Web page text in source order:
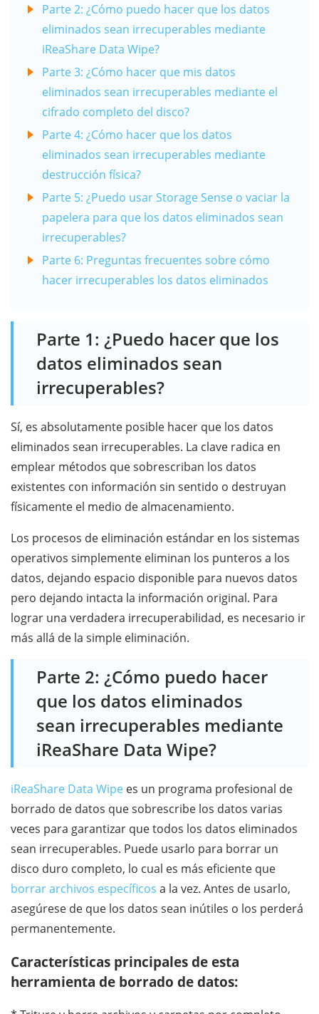
Parte 2: ¿Cómo puedo hacer que los datos
eliminados sean irrecuperables mediante
iReaShare Data Wipe?
Parte 3: ¿Cómo hacer que mis datos
eliminados sean irrecuperables mediante el
cifrado completo del disco?
Parte 4: ¿Cómo hacer que los datos
eliminados sean irrecuperables mediante
destrucción física?
Parte 5: ¿Puedo usar Storage Sense o vaciar la
papelera para que los datos eliminados sean
irrecuperables?
Parte 6: Preguntas frecuentes sobre cómo
hacer irrecuperables los datos eliminados
Parte 1: ¿Puedo hacer que los
datos eliminados sean
irrecuperables?
Sí, es absolutamente posible hacer que los datos
eliminados sean irrecuperables. La clave radica en
emplear métodos que sobrescriban los datos
existentes con información sin sentido o destruyan
físicamente el medio de almacenamiento.
Los procesos de eliminación estándar en los sistemas
operativos simplemente eliminan los punteros a los
datos, dejando espacio disponible para nuevos datos
pero dejando intacta la información original. Para
lograr una verdadera irrecuperabilidad, es necesario ir
más allá de la simple eliminación.
Parte 2: ¿Cómo puedo hacer
que los datos eliminados
sean irrecuperables mediante
iReaShare Data Wipe?
iReaShare Data Wipe es un programa profesional de
borrado de datos que sobrescribe los datos varias
veces para garantizar que todos los datos eliminados
sean irrecuperables. Puede usarlo para borrar un
disco duro completo, lo cual es más eficiente que
borrar archivos específicos a la vez. Antes de usarlo,
asegúrese de que los datos sean inútiles o los perderá
permanentemente.
Características principales de esta
herramienta de borrado de datos: